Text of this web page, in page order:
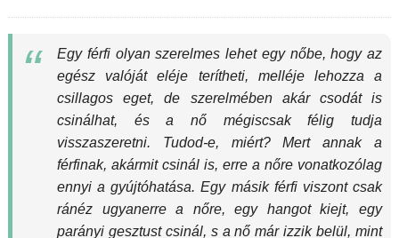
Egy férfi olyan szerelmes lehet egy nőbe, hogy az
egész valóját eléje terítheti, melléje lehozza a
csillagos eget, de szerelmében akár csodát is
csinálhat, és a nő mégiscsak félig tudja
visszaszeretni. Tudod-e, miért? Mert annak a
férfinak, akármit csinál is, erre a nőre vonatkozólag
ennyi a gyújtóhatása. Egy másik férfi viszont csak
ránéz ugyanerre a nőre, egy hangot kiejt, egy
parányi gesztust csinál, s a nő már izzik belül, mint